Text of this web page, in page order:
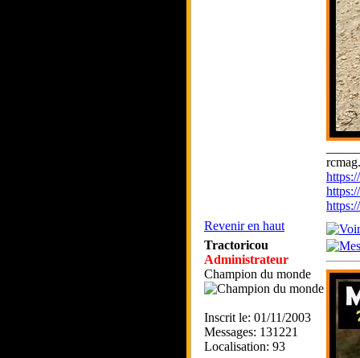
Revenir en haut
Tractoricou
Administrateur
Champion du monde
Inscrit le: 01/11/2003
Messages: 131221
Localisation: 93